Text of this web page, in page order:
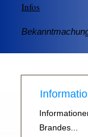
Infos
Brandes...